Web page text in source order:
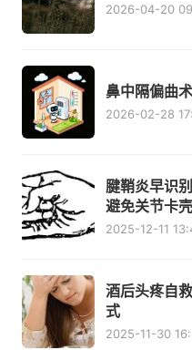
2026-04-20
鼻中隔偏曲
2026-02-28
腱鞘炎早识
避免关节卡壳
2025-12-11
酒后头疼自
式
2025-11-30